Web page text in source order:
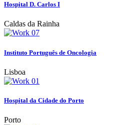
Hospital D. Carlos I
Caldas da Rainha
Instituto Português de Oncologia
Lisboa
Hospital da Cidade do Porto
Porto